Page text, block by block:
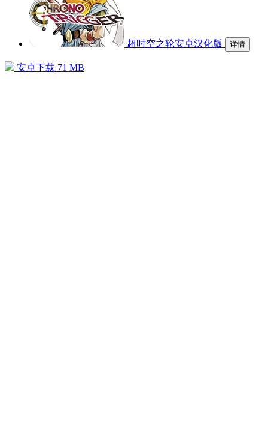
超时空之轮安卓汉化版 详情
安卓下载 71 MB